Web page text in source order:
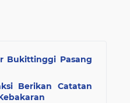
Bukittinggi Pasang
Berikan Catatan